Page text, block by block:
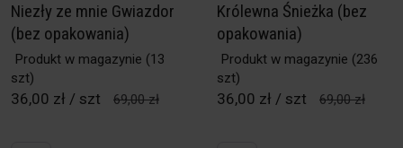
Niezły ze mnie Gwiazdor
(bez opakowania)
Produkt w magazynie (13
szt)
36,00 zł / szt 69,00 zł
Królewna Śnieżka (bez
opakowania)
Produkt w magazynie (236
szt)
36,00 zł / szt 69,00 zł